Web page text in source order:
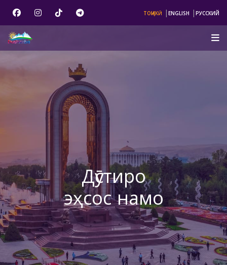
ТОҶИКӢ | ENGLISH | РУССКИЙ
Дӯстиро
эҳсос намо